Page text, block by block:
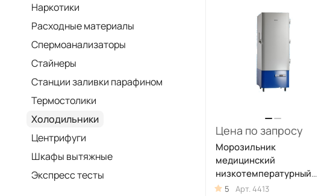
Цена по запросу
Морозильник
медицинский
низкотемпературный
ММН-200 (193 л)
5 Арт. 4413
Наркотики
Расходные материалы
Спермоанализаторы
Стайнеры
Станции заливки парафином
Термостолики
Холодильники
Центрифуги
Шкафы вытяжные
Экспресс тесты